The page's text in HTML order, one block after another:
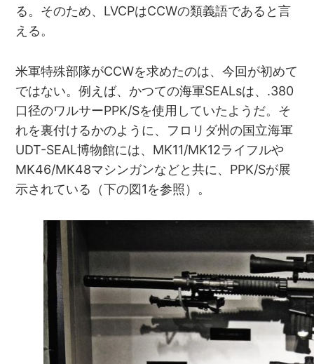
る。そのため、LVCPはCCWの類義語であると言
える。
米軍特殊部隊がCCWを求めたのは、今回が初めて
ではない。例えば、かつての海軍SEALsは、.380
口径のワルサーPPK/Sを使用していたようだ。そ
れを裏付けるかのように、フロリダ州の国立海軍
UDT-SEAL博物館には、MK11/MK12ライフルや
MK46/MK48マシンガンなどと共に、PPK/Sが展
示されている（下の図1を参照）。